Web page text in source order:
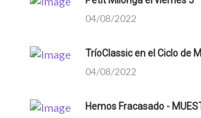
04/08/2022
TríoClassic en el Ciclo de
04/08/2022
Hemos Fracasado -